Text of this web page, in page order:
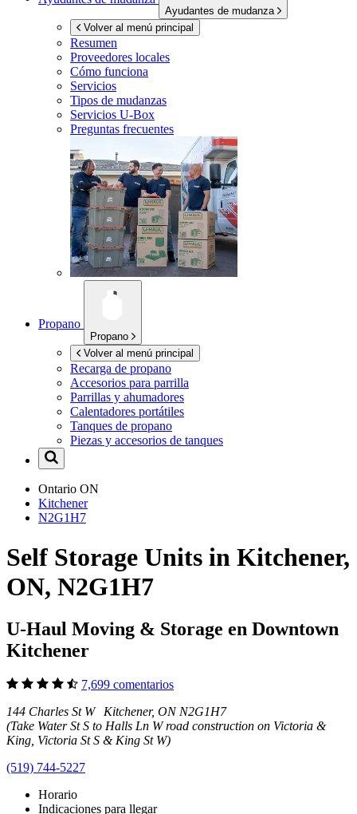
Ayudantes de mudanza
Volver al menú principal
Resumen
Proveedores locales
Cómo funciona
Servicios
Tipos de mudanzas
Servicios U-Box
Preguntas frecuentes
Propano
Propano
Volver al menú principal
Recarga de propano
Accesorios para parrilla
Parrillas y ahumadores
Calentadores portátiles
Tanques de propano
Piezas y accesorios de tanques
Ontario ON
Kitchener
N2G1H7
Self Storage Units in Kitchener,
ON, N2G1H7
U-Haul Moving & Storage en Downtown
Kitchener
7,699 comentarios
144 Charles St W Kitchener, ON N2G1H7
(Take Water St S to Halls Ln W road construction on Victoria &
King, Victoria St S & King St W)
(519) 744-5227
Horario
Indicaciones para llegar